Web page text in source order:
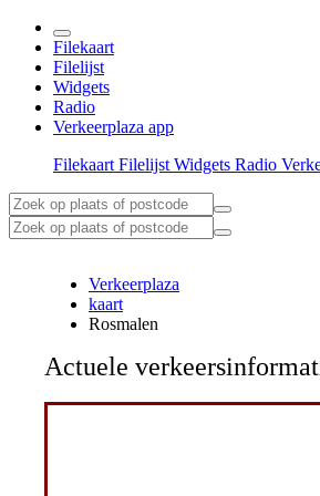
Filekaart
Filelijst
Widgets
Radio
Verkeerplaza app
Filekaart Filelijst Widgets Radio
Verkeerplaza
kaart
Rosmalen
Actuele